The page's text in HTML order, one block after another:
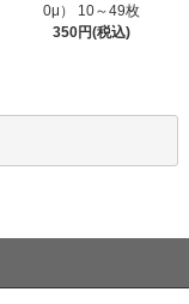
0μ） 10～49枚
350円(税込)